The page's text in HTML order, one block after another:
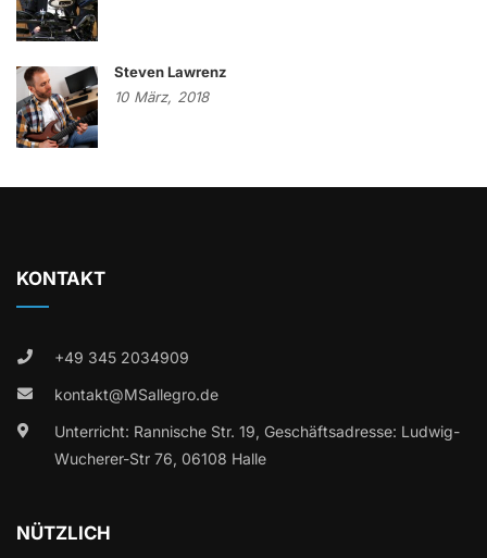
Steven Lawrenz
10 März, 2018
KONTAKT
+49 345 2034909
kontakt@MSallegro.de
Unterricht: Rannische Str. 19, Geschäftsadresse: Ludwig-
Wucherer-Str 76, 06108 Halle
NÜTZLICH